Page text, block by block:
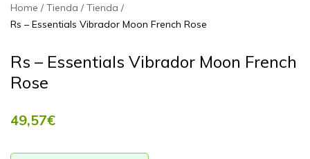
Home Tienda
Tienda
Rs – Essentials Vibrador Moon French Rose
Rs – Essentials Vibrador Moon French
Rose
49,57€